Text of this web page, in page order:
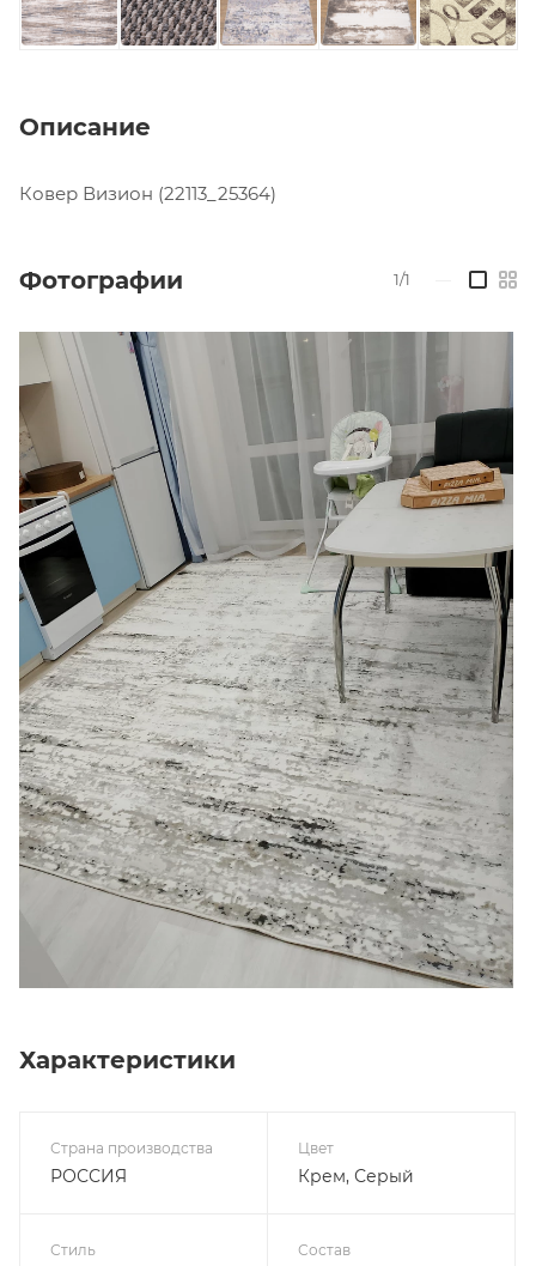
Описание
Ковер Визион (22113_25364)
Фотографии 1/1
Характеристики
Страна производства
РОССИЯ
Цвет
Крем, Серый
Стиль Состав